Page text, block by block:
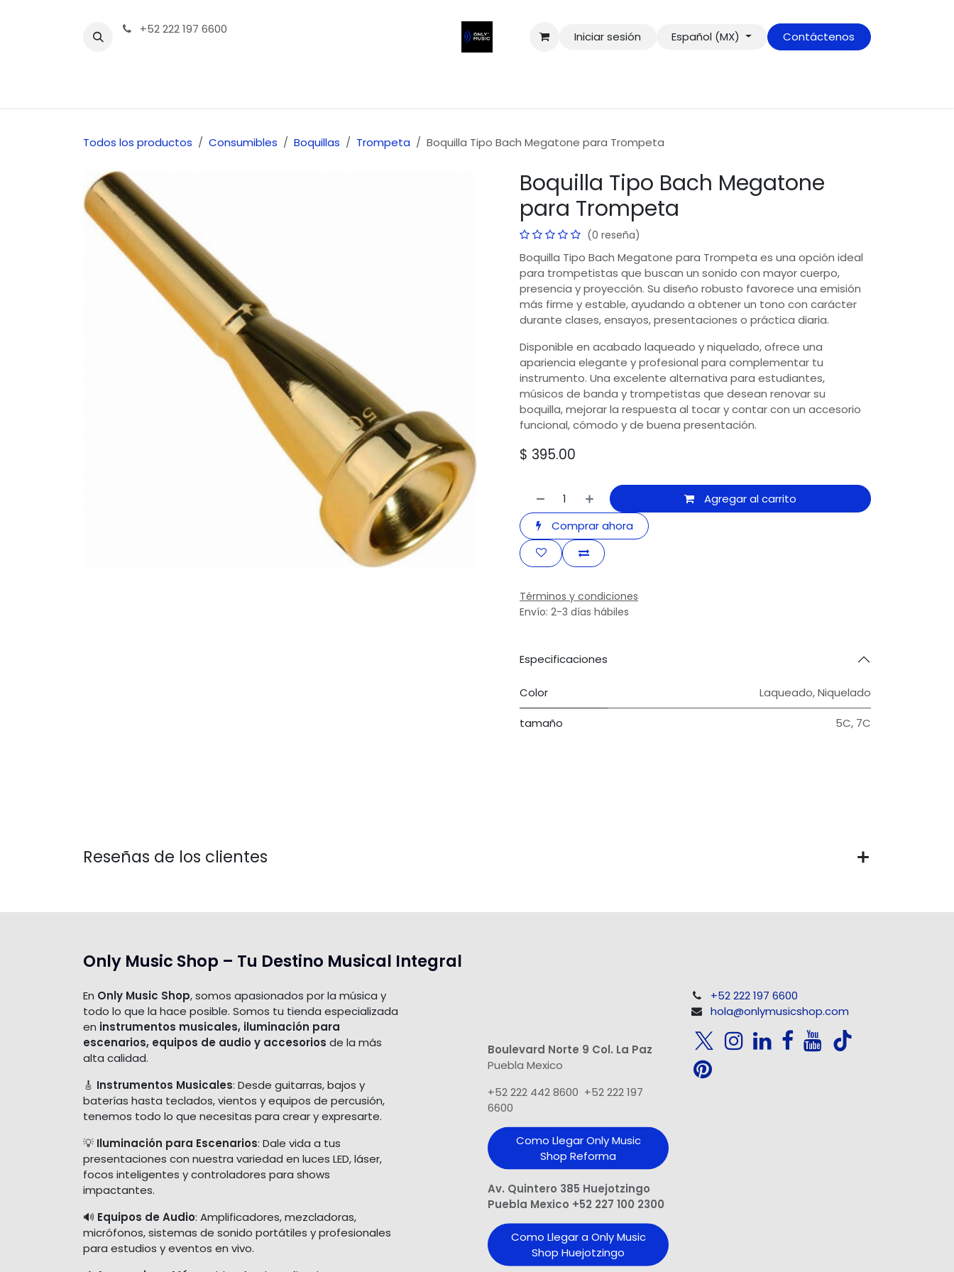
+52 222 197 6600
Iniciar sesión Español (MX) Contáctenos
Todos los productos Consumibles Boquillas Trompeta Boquilla Tipo Bach Megatone para Trompeta
Boquilla Tipo Bach Megatone
para Trompeta
(0 reseña)
Boquilla Tipo Bach Megatone para Trompeta es una opción ideal
para trompetistas que buscan un sonido con mayor cuerpo,
presencia y proyección. Su diseño robusto favorece una emisión
más firme y estable, ayudando a obtener un tono con carácter
durante clases, ensayos, presentaciones o práctica diaria.
Disponible en acabado laqueado y niquelado, ofrece una
apariencia elegante y profesional para complementar tu
instrumento. Una excelente alternativa para estudiantes,
músicos de banda y trompetistas que desean renovar su
boquilla, mejorar la respuesta al tocar y contar con un accesorio
funcional, cómodo y de buena presentación.
$ 395.00
Agregar al carrito
Comprar ahora
Términos y condiciones
Envío: 2-3 días hábiles
Especificaciones
Color Laqueado,Niquelado
tamaño 5C, 7C
Reseñas de los clientes
Only Music Shop – Tu Destino Musical Integral
En Only Music Shop, somos apasionados por la música y
todo lo que la hace posible. Somos tu tienda especializada
en instrumentos musicales, iluminación para
escenarios, equipos de audio y accesorios de la más
alta calidad.
🎸 Instrumentos Musicales: Desde guitarras, bajos y
baterías hasta teclados, vientos y equipos de percusión,
tenemos todo lo que necesitas para crear y expresarte.
💡 Iluminación para Escenarios: Dale vida a tus
presentaciones con nuestra variedad en luces LED, láser,
focos inteligentes y controladores para shows
impactantes.
🔊 Equipos de Audio: Amplificadores, mezcladoras,
micrófonos, sistemas de sonido portátiles y profesionales
para estudios y eventos en vivo.
Boulevard Norte 9 Col. La Paz
Puebla Mexico
+52 222 442 8600 +52 222 197
6600
Como Llegar Only Music
Shop​ Reforma
Av. Quintero 385 Huejotzingo
Puebla Mexico +52 227 100 2300
Como Llegar a Only Music
Shop Huejotzingo
+52 222 197 6600
hola@onlymusicshop.com